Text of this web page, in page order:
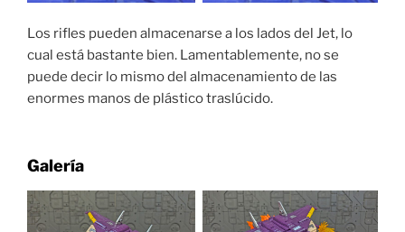
Los rifles pueden almacenarse a los lados del Jet, lo
cual está bastante bien. Lamentablemente, no se
puede decir lo mismo del almacenamiento de las
enormes manos de plástico traslúcido.
Galería